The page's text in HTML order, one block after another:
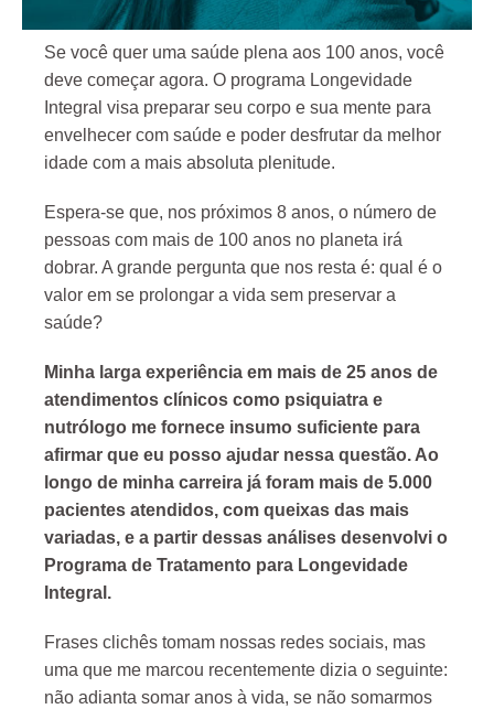
Se você quer uma saúde plena aos 100 anos, você
deve começar agora. O programa Longevidade
Integral visa preparar seu corpo e sua mente para
envelhecer com saúde e poder desfrutar da melhor
idade com a mais absoluta plenitude.
Espera-se que, nos próximos 8 anos, o número de
pessoas com mais de 100 anos no planeta irá
dobrar. A grande pergunta que nos resta é: qual é o
valor em se prolongar a vida sem preservar a
saúde?
Minha larga experiência em mais de 25 anos de
atendimentos clínicos como psiquiatra e
nutrólogo me fornece insumo suficiente para
afirmar que eu posso ajudar nessa questão. Ao
longo de minha carreira já foram mais de 5.000
pacientes atendidos, com queixas das mais
variadas, e a partir dessas análises desenvolvi o
Programa de Tratamento para Longevidade
Integral.
Frases clichês tomam nossas redes sociais, mas
uma que me marcou recentemente dizia o seguinte:
não adianta somar anos à vida, se não somarmos